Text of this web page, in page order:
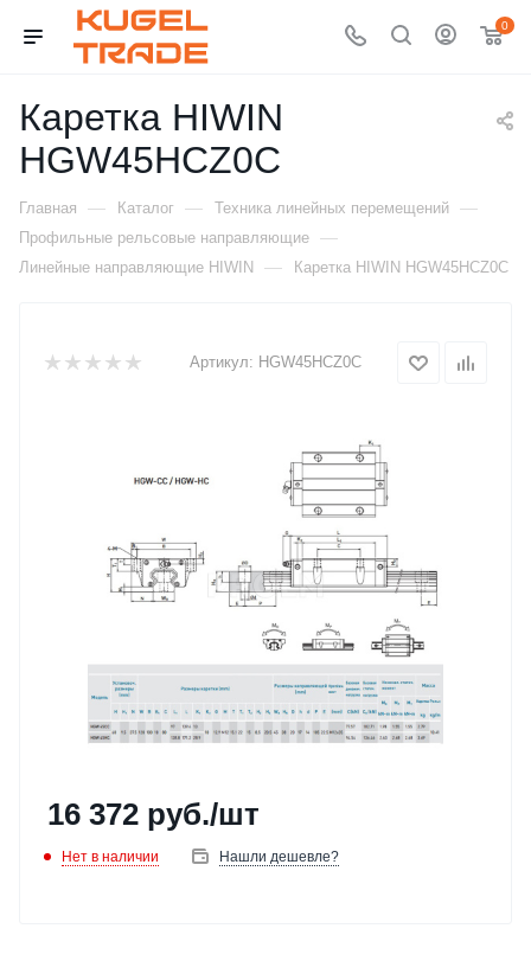
0
Каретка HIWIN
HGW45HCZ0C
Главная — Каталог — Техника линейных перемещений —
Профильные рельсовые направляющие —
Линейные направляющие HIWIN — Каретка HIWIN HGW45HCZ0C
Артикул: HGW45HCZ0C
16 372 руб./шт
Нет в наличии Нашли дешевле?